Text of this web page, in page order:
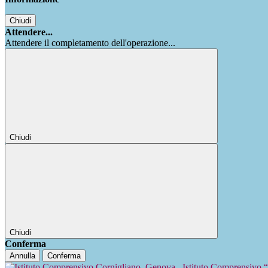
Chiudi
Attendere...
Attendere il completamento dell'operazione...
Chiudi
Chiudi
Conferma
Annulla Conferma